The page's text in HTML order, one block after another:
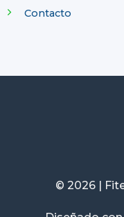
Contacto
© 2026 |